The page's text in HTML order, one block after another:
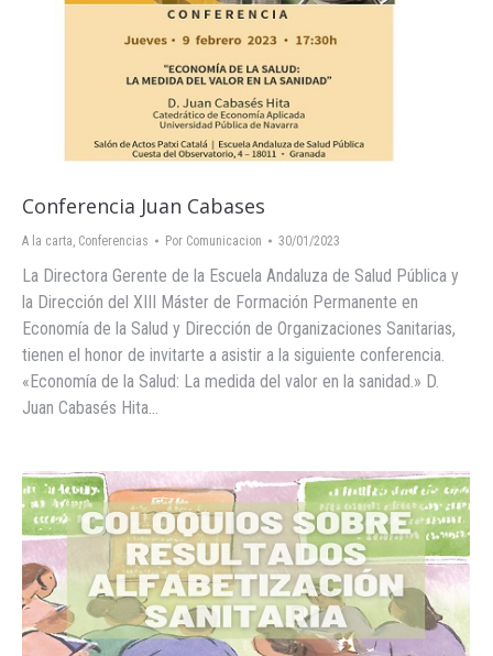
Conferencia Juan Cabases
A la carta, Conferencias Por Comunicacion 30/01/2023
La Directora Gerente de la Escuela Andaluza de Salud Pública y
la Dirección del XIII Máster de Formación Permanente en
Economía de la Salud y Dirección de Organizaciones Sanitarias,
tienen el honor de invitarte a asistir a la siguiente conferencia.
«Economía de la Salud: La medida del valor en la sanidad.» D.
Juan Cabasés Hita…